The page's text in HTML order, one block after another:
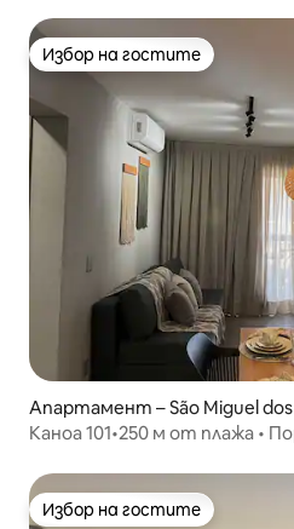
Избор на гостите
Избор на гостите
Апартамент – São Miguel
Каноа 101•250 м от плажа •
Избор на гостите
Избор на гостите